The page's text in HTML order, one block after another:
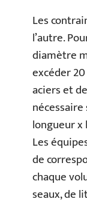
Les
l’autre.
diamètre
excéder
aciers et
longueur x
Les
de
chaque
seaux, de